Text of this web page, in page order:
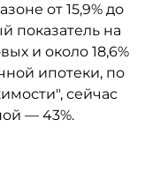
от 15,9% до
показатель на
и около 18,6%
ипотеки, по
сейчас
— 43%.